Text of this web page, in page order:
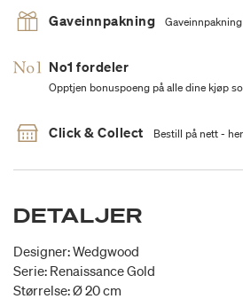
Gaveinnpakning Gaveinnpakning
No1 fordeler
Opptjen bonuspoeng på alle dine kjøp
Click & Collect Bestill på nett -
DETALJER
Designer: Wedgwood
Serie: Renaissance Gold
Størrelse: Ø 20 cm